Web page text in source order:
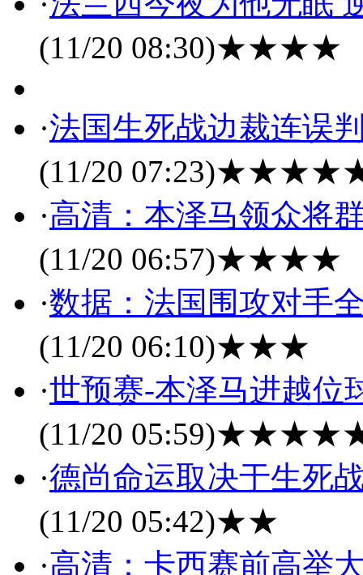
(11/20 08:30)★★★★
·法国生死战边裁连误
(11/20 07:23)
·高清：本泽马领众将
(11/20 06:57)★★★★
·数据：法国围攻对手
(11/20 06:10)★★★
·世预赛-本泽马进越位
(11/20 05:59)
·德尚命运取决于生死
(11/20 05:42)★★
·高清：卡西赛前高举